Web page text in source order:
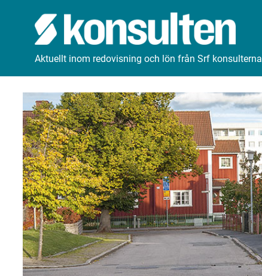
Aktuellt inom redovisning och lön från Srf konsulterna